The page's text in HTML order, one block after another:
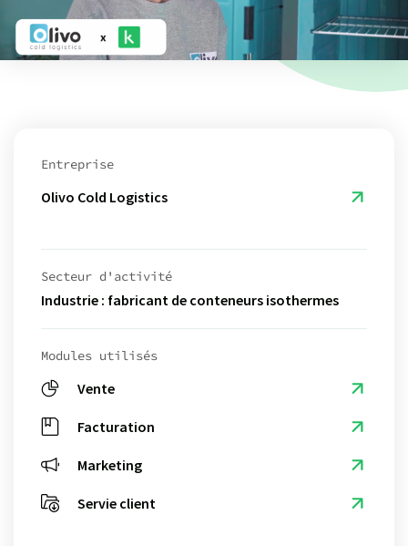
Entreprise
Olivo Cold Logistics
Secteur d'activité
Industrie : fabricant de conteneurs isothermes
Modules utilisés
Vente
Facturation
Marketing
Servie client